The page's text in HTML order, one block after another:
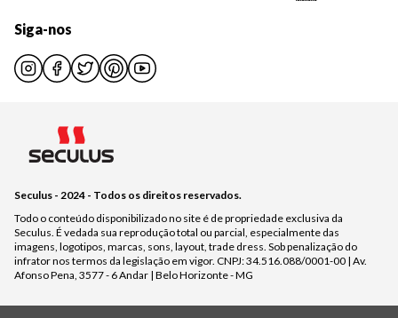
Siga-nos
Seculus - 2024 - Todos os direitos reservados.
Todo o conteúdo disponibilizado no site é de propriedade exclusiva da
Seculus. É vedada sua reprodução total ou parcial, especialmente das
imagens, logotipos, marcas, sons, layout, trade dress. Sob penalização do
infrator nos termos da legislação em vigor. CNPJ: 34.516.088/0001-00 | Av.
Afonso Pena, 3577 - 6 Andar | Belo Horizonte - MG